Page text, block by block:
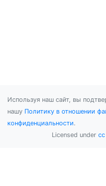
Используя наш сайт, вы
нашу Политику в отношении
конфиденциальности.
Licensed under